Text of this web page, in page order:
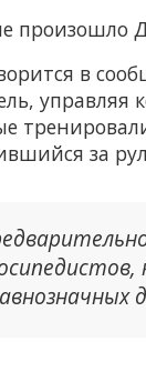
произошло
в
управляя
за